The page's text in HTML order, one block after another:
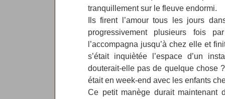
tranquillement sur le fleuve endormi.
Ils firent l’amour tous les jours
progressivement plusieurs fois
l’accompagna jusqu’à chez elle et
s’était inquiètée l’espace d’un
douterait-elle pas de quelque chose
était en week-end avec les enfants
Ce petit manège durait maintenant